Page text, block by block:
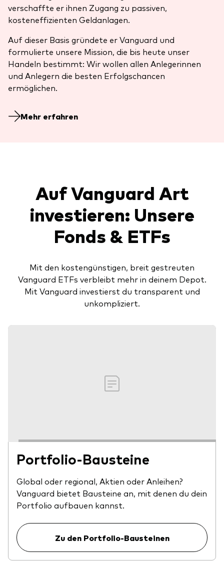
verschaffte er ihnen Zugang zu passiven,
kosteneffizienten Geldanlagen.
Auf dieser Basis gründete er Vanguard und
formulierte unsere Mission, die bis heute unser
Handeln bestimmt: Wir wollen allen Anlegerinnen
und Anlegern die besten Erfolgschancen
ermöglichen.
Mehr erfahren
Auf Vanguard Art
investieren: Unsere
Fonds & ETFs
Mit den kostengünstigen, breit gestreuten
Vanguard ETFs verbleibt mehr in deinem Depot.
Mit Vanguard investierst du transparent und
unkompliziert.
Portfolio-Bausteine
Global oder regional, Aktien oder Anleihen?
Vanguard bietet Bausteine an, mit denen du dein
Portfolio aufbauen kannst.
Zu den Portfolio-Bausteinen